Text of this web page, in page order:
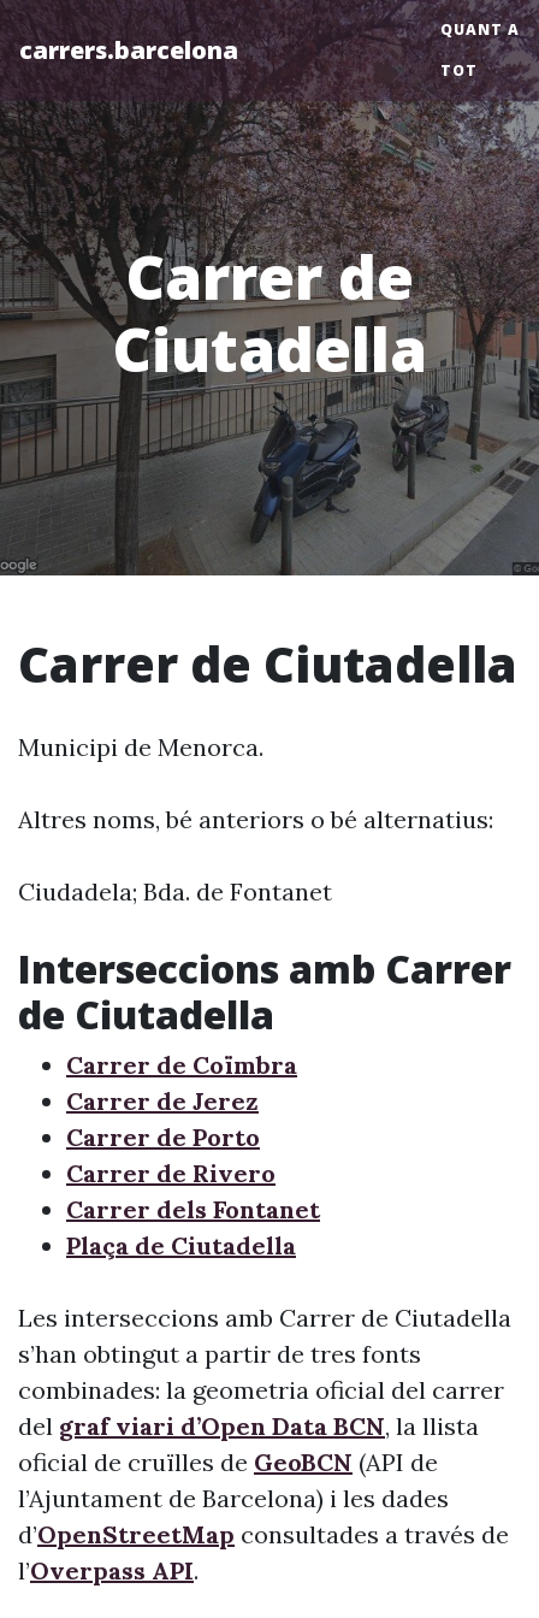
carrers.barcelona
QUANT A
TOT
Carrer de
Ciutadella
Carrer de Ciutadella
Municipi de Menorca.
Altres noms, bé anteriors o bé alternatius:
Ciudadela; Bda. de Fontanet
Interseccions amb Carrer
de Ciutadella
Carrer de Coïmbra
Carrer de Jerez
Carrer de Porto
Carrer de Rivero
Carrer dels Fontanet
Plaça de Ciutadella
Les interseccions amb Carrer de Ciutadella
s’han obtingut a partir de tres fonts
combinades: la geometria oficial del carrer
del graf viari d’Open Data BCN, la llista
oficial de cruïlles de GeoBCN (API de
l’Ajuntament de Barcelona) i les dades
d’OpenStreetMap consultades a través de
l’Overpass API.